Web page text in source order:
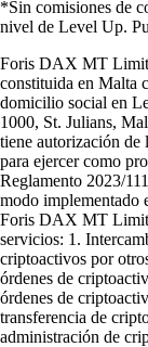
*Sin comisiones de
nivel de Level Up.
Foris DAX MT
constituida en Malta
domicilio social en
1000, St. Julians,
tiene autorización de
para ejercer como
Reglamento 2023/
modo implementado
Foris DAX MT
servicios: 1.
criptoactivos por
órdenes de
órdenes de
transferencia de
administración de